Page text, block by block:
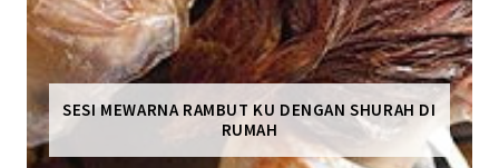
SESI MEWARNA RAMBUT KU DENGAN SHURAH DI
RUMAH